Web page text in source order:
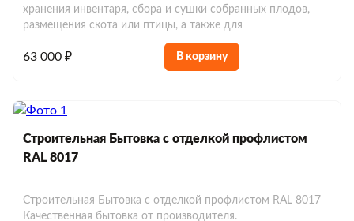
хранения инвентаря, сбора и сушки собранных плодов,
размещения скота или птицы, а также для
63 000 ₽ В корзину
Строительная Бытовка с отделкой профлистом
RAL 8017
Строительная Бытовка с отделкой профлистом RAL 8017
Качественная бытовка от производителя.